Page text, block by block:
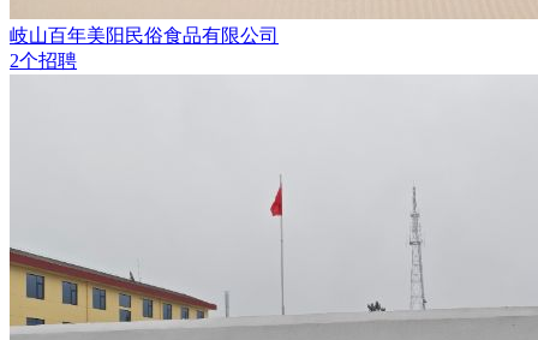
岐山百年美阳民俗食品有限公司
2个招聘